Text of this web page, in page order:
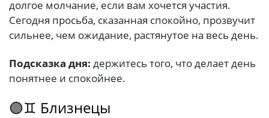
долгое молчание, если вам хочется участия.
Сегодня просьба, сказанная спокойно, прозвучит
сильнее, чем ожидание, растянутое на весь день.
Подсказка дня: держитесь того, что делает день
понятнее и спокойнее.
🟣♊ Близнецы